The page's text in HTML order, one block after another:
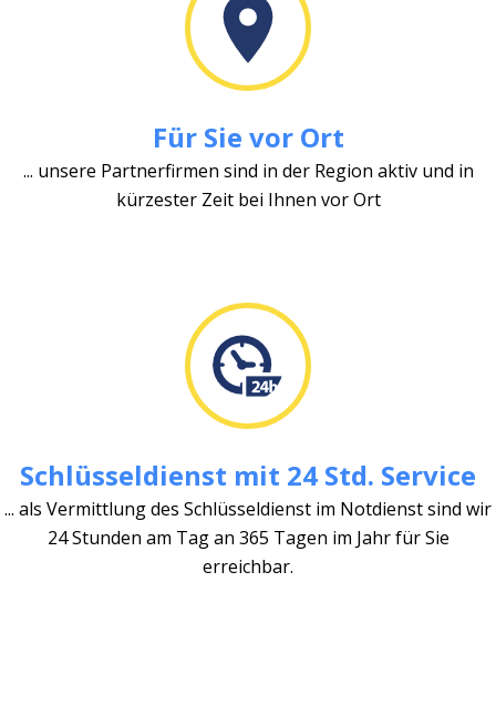
Für Sie vor Ort
... unsere Partnerfirmen sind in der Region aktiv und in
kürzester Zeit bei Ihnen vor Ort
Schlüsseldienst mit 24 Std. Service
... als Vermittlung des Schlüsseldienst im Notdienst sind wir
24 Stunden am Tag an 365 Tagen im Jahr für Sie
erreichbar.